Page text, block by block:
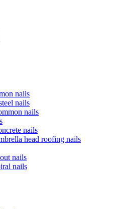
nails
nails
nails
nails
head roofing nails
nails
nails